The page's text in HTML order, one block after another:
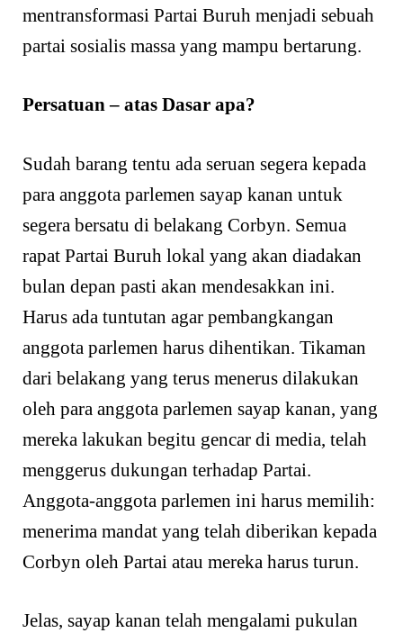
mentransformasi Partai Buruh menjadi sebuah
partai sosialis massa yang mampu bertarung.
Persatuan – atas Dasar apa?
Sudah barang tentu ada seruan segera kepada
para anggota parlemen sayap kanan untuk
segera bersatu di belakang Corbyn. Semua
rapat Partai Buruh lokal yang akan diadakan
bulan depan pasti akan mendesakkan ini.
Harus ada tuntutan agar pembangkangan
anggota parlemen harus dihentikan. Tikaman
dari belakang yang terus menerus dilakukan
oleh para anggota parlemen sayap kanan, yang
mereka lakukan begitu gencar di media, telah
menggerus dukungan terhadap Partai.
Anggota-anggota parlemen ini harus memilih:
menerima mandat yang telah diberikan kepada
Corbyn oleh Partai atau mereka harus turun.
Jelas, sayap kanan telah mengalami pukulan